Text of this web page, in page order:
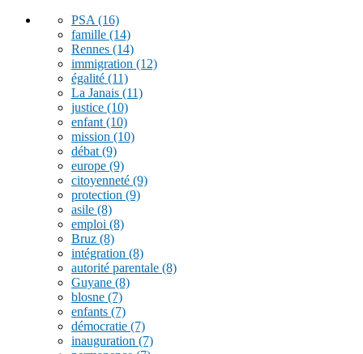
PSA (16)
famille (14)
Rennes (14)
immigration (12)
égalité (11)
La Janais (11)
justice (10)
enfant (10)
mission (10)
débat (9)
europe (9)
citoyenneté (9)
protection (9)
asile (8)
emploi (8)
Bruz (8)
intégration (8)
autorité parentale (8)
Guyane (8)
blosne (7)
enfants (7)
démocratie (7)
inauguration (7)